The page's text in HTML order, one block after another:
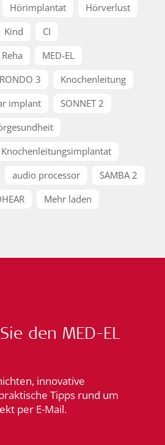
Hörimplantat
Hörverlust
Kind
CI
Reha
MED-EL
RONDO 3
Knochenleitung
implant
SONNET 2
Knochenleitungsimplantat
audio processor
SAMBA 2
Mehr laden
den MED-EL
innovative
Tipps rund um
per E-Mail.